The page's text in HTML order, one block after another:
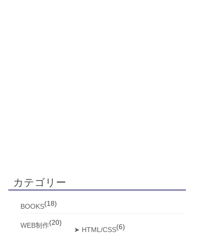
カテゴリー
BOOKS(18)
WEB制作(20)
➤ HTML/CSS(6)